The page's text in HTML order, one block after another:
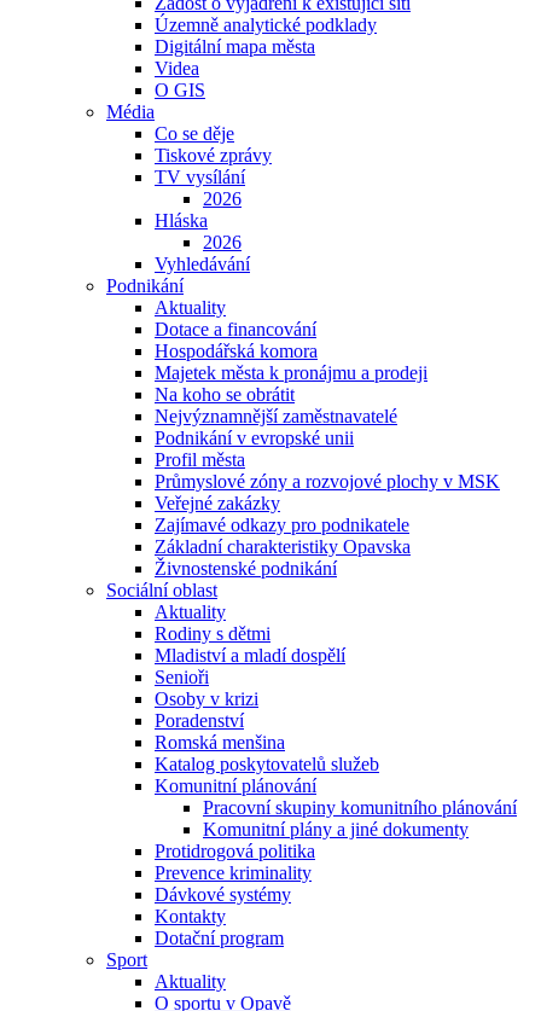
Územně analytické podklady
Digitální mapa města
Videa
O GIS
Média
Co se děje
Tiskové zprávy
TV vysílání
2026
Hláska
2026
Vyhledávání
Podnikání
Aktuality
Dotace a financování
Hospodářská komora
Majetek města k pronájmu a prodeji
Na koho se obrátit
Nejvýznamnější zaměstnavatelé
Podnikání v evropské unii
Profil města
Průmyslové zóny a rozvojové plochy v MSK
Veřejné zakázky
Zajímavé odkazy pro podnikatele
Základní charakteristiky Opavska
Živnostenské podnikání
Sociální oblast
Aktuality
Rodiny s dětmi
Mladiství a mladí dospělí
Senioři
Osoby v krizi
Poradenství
Romská menšina
Katalog poskytovatelů služeb
Komunitní plánování
Pracovní skupiny komunitního plánování
Komunitní plány a jiné dokumenty
Protidrogová politika
Prevence kriminality
Dávkové systémy
Kontakty
Dotační program
Sport
Aktuality
O sportu v Opavě